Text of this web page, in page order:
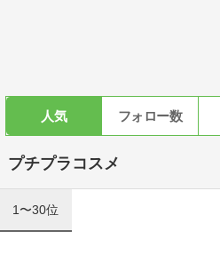
人気 フォロー数
プチプラコスメ
1〜30位